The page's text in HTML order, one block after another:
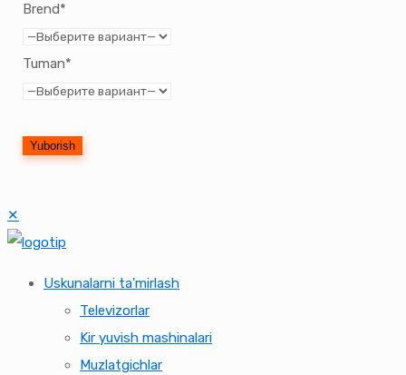
Brend*
Tuman*
✕
Uskunalarni ta'mirlash
Televizorlar
Kir yuvish mashinalari
Muzlatgichlar